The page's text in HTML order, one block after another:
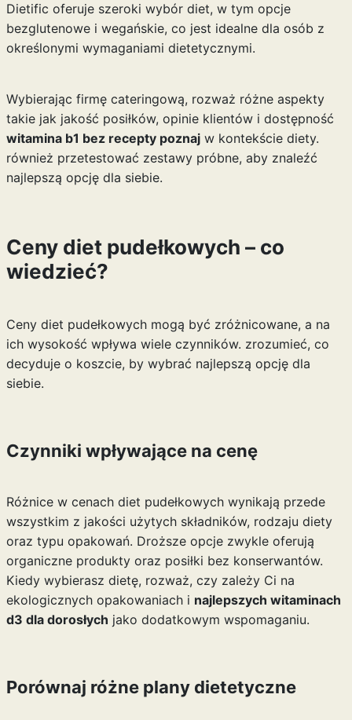
Dietific oferuje szeroki wybór diet, w tym opcje
bezglutenowe i wegańskie, co jest idealne dla osób z
określonymi wymaganiami dietetycznymi.
Wybierając firmę cateringową, rozważ różne aspekty
takie jak jakość posiłków, opinie klientów i dostępność
witamina b1 bez recepty poznajw kontekście diety.
również przetestować zestawy próbne, aby znaleźć
najlepszą opcję dla siebie.
Ceny diet pudełkowych – co
wiedzieć?
Ceny diet pudełkowych mogą być zróżnicowane, a na
ich wysokość wpływa wiele czynników. zrozumieć, co
decyduje o koszcie, by wybrać najlepszą opcję dla
siebie.
Czynniki wpływające na cenę
Różnice w cenach diet pudełkowych wynikają przede
wszystkim z jakości użytych składników, rodzaju diety
oraz typu opakowań. Droższe opcje zwykle oferują
organiczne produkty oraz posiłki bez konserwantów.
Kiedy wybierasz dietę, rozważ, czy zależy Ci na
ekologicznych opakowaniach i najlepszych witaminach
d3 dla dorosłych jako dodatkowym wspomaganiu.
Porównaj różne plany dietetyczne